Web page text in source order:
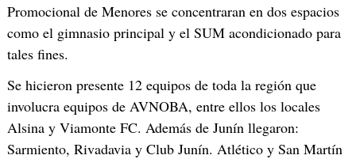
Promocional de Menores se concentraran en dos espacios
como el gimnasio principal y el SUM acondicionado para
tales fines.
Se hicieron presente 12 equipos de toda la región que
involucra equipos de AVNOBA, entre ellos los locales
Alsina y Viamonte FC. Además de Junín llegaron:
Sarmiento, Rivadavia y Club Junín. Atlético y San Martín